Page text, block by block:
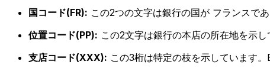
国コード(FR): この2つの文字は銀行の国が フランスで
位置コード(PP): この2文字は銀行の本店の所在地を示し
支店コード(XXX): この3桁は特定の枝を示しています